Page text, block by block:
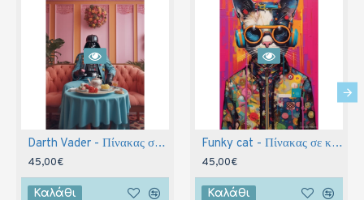
Darth Vader - Πίνακας σε καμβά
45,00€
Καλάθι
Funky cat - Πίνακας σε καμβά
45,00€
Καλάθι